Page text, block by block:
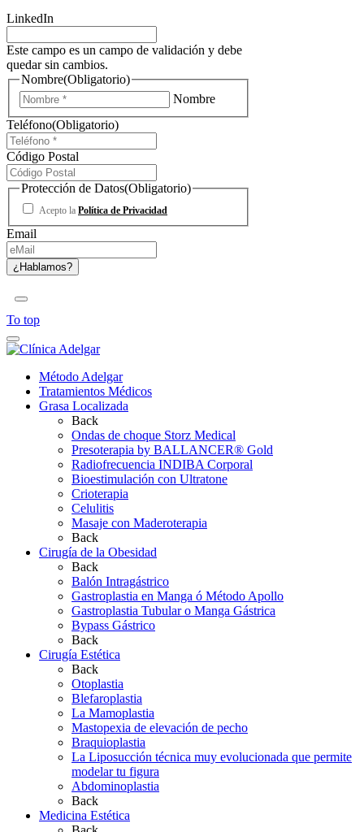
LinkedIn
Este campo es un campo de validación y debe
quedar sin cambios.
Nombre(Obligatorio)
Nombre
Teléfono(Obligatorio)
Código Postal
Protección de Datos(Obligatorio)
Acepto la Política de Privacidad
Email
To top
Método Adelgar
Tratamientos Médicos
Grasa Localizada
Back
Ondas de choque Storz Medical
Presoterapia by BALLANCER® Gold
Radiofrecuencia INDIBA Corporal
Bioestimulación con Ultratone
Crioterapia
Celulitis
Masaje con Maderoterapia
Back
Cirugía de la Obesidad
Back
Balón Intragástrico
Gastroplastia en Manga ó Método Apollo
Gastroplastia Tubular o Manga Gástrica
Bypass Gástrico
Back
Cirugía Estética
Back
Otoplastia
Blefaroplastia
La Mamoplastia
Mastopexia de elevación de pecho
Braquioplastia
La Liposucción técnica muy evolucionada que permite
modelar tu figura
Abdominoplastia
Back
Medicina Estética